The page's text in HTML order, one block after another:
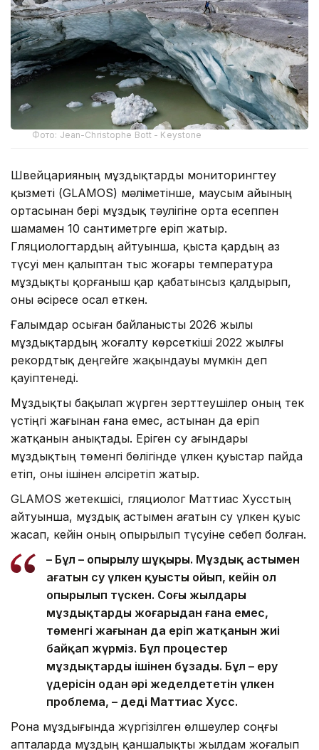
Фото: Jean-Christophe Bott - Keystone
Швейцарияның мұздықтарды мониторингтеу
қызметі (GLAMOS) мәліметінше, маусым айының
ортасынан бері мұздық тәулігіне орта есеппен
шамамен 10 сантиметрге еріп жатыр.
Гляциологтардың айтуынша, қыста қардың аз
түсуі мен қалыптан тыс жоғары температура
мұздықты қорғаныш қар қабатынсыз қалдырып,
оны әсіресе осал еткен.
Ғалымдар осыған байланысты 2026 жылы
мұздықтардың жоғалту көрсеткіші 2022 жылғы
рекордтық деңгейге жақындауы мүмкін деп
қауіптенеді.
Мұздықты бақылап жүрген зерттеушілер оның тек
үстіңгі жағынан ғана емес, астынан да еріп
жатқанын анықтады. Еріген су ағындары
мұздықтың төменгі бөлігінде үлкен қуыстар пайда
етіп, оны ішінен әлсіретіп жатыр.
GLAMOS жетекшісі, гляциолог Маттиас Хусстың
айтуынша, мұздық астымен ағатын су үлкен қуыс
жасап, кейін оның опырылып түсуіне себеп болған.
– Бұл – опырылу шұңқыры. Мұздық астымен
ағатын су үлкен қуысты ойып, кейін ол
опырылып түскен. Соңғы жылдары
мұздықтардың жоғарыдан ғана емес,
төменгі жағынан да еріп жатқанын жиі
байқап жүрміз. Бұл процестер
мұздықтарды ішінен бұзады. Бұл – еру
үдерісін одан әрі жеделдететін үлкен
проблема, – деді Маттиас Хусс.
Рона мұздығында жүргізілген өлшеулер соңғы
апталарда мұздың қаншалықты жылдам жоғалып